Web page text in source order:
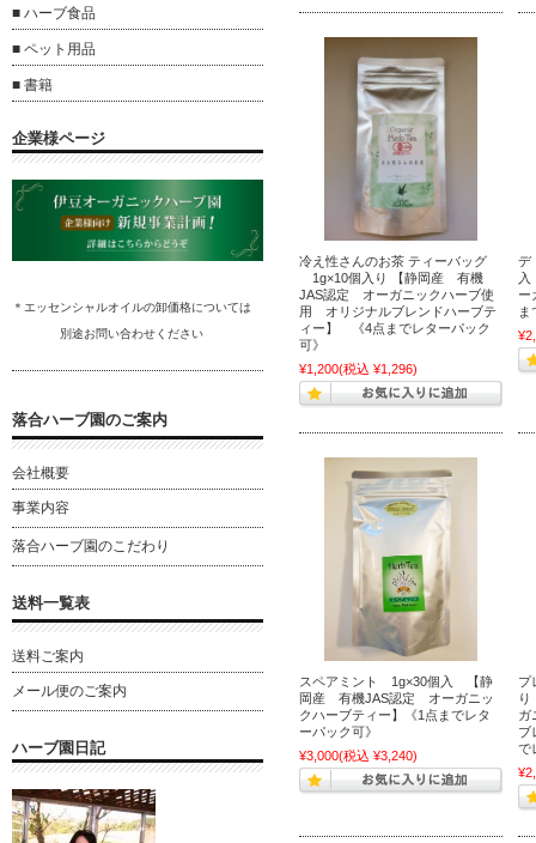
冷え性さんのお茶 ティーバッグ
1g×10個入り 【静岡産 有機
JAS認定 オーガニックハーブ使
用 オリジナルブレンドハーブテ
ィー】 《4点までレターパック
可》
¥1,200(税込 ¥1,296)
デ
ー
ま
スペアミント 1g×30個入 【静
岡産 有機JAS認定 オーガニッ
クハーブティー】《1点までレタ
ーパック可》
¥3,000(税込 ¥3,240)
プ
ガ
ブ
で
■ ハーブ食品
■ ペット用品
■ 書籍
企業様ページ
＊エッセンシャルオイルの卸価格については
別途お問い合わせください
落合ハーブ園のご案内
会社概要
事業内容
落合ハーブ園のこだわり
送料一覧表
送料ご案内
メール便のご案内
ハーブ園日記